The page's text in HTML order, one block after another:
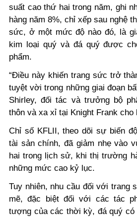
suất cao thứ hai trong năm, ghi
hàng năm 8%, chỉ xếp sau nghệ
sức, ở một mức độ nào đó, là
kim loại quý và đá quý được
phẩm.
“Điều này khiến trang sức trở
tuyệt vời trong những giai đoạn
Shirley, đối tác và trưởng bộ
thôn và xa xỉ tại Knight Frank cho
Chỉ số KFLII, theo dõi sự biến
tài sản chính, đã giảm nhẹ vào
hai trong lịch sử, khi thị trường
những mức cao kỷ lục.
Tuy nhiên, nhu cầu đối với trang
mẽ, đặc biệt đối với các tác
tượng của các thời kỳ, đá quý có